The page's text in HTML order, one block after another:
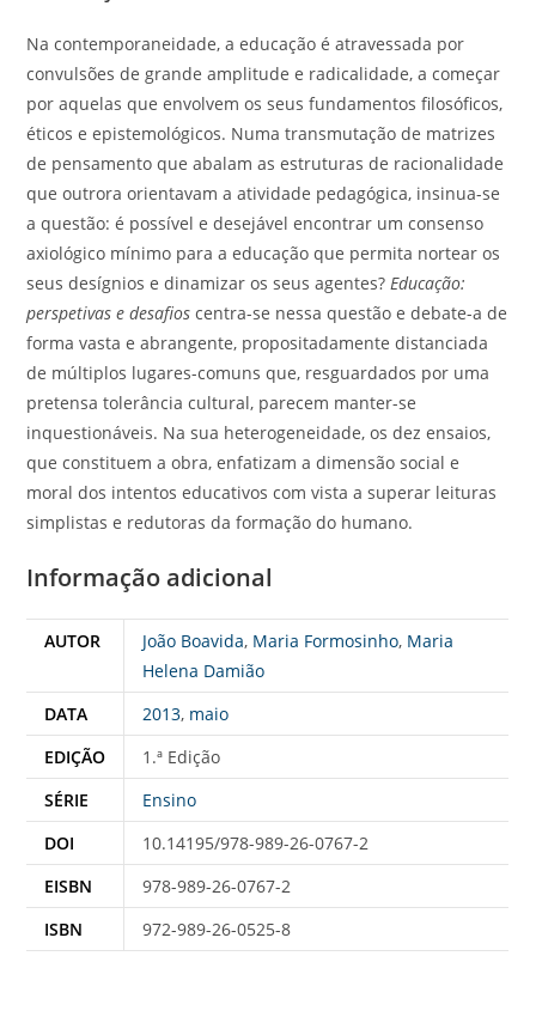
Na contemporaneidade, a educação é atravessada por
convulsões de grande amplitude e radicalidade, a começar
por aquelas que envolvem os seus fundamentos filosóficos,
éticos e epistemológicos. Numa transmutação de matrizes
de pensamento que abalam as estruturas de racionalidade
que outrora orientavam a atividade pedagógica, insinua-se
a questão: é possível e desejável encontrar um consenso
axiológico mínimo para a educação que permita nortear os
seus desígnios e dinamizar os seus agentes? Educação:
perspetivas e desafios centra-se nessa questão e debate-a de
forma vasta e abrangente, propositadamente distanciada
de múltiplos lugares-comuns que, resguardados por uma
pretensa tolerância cultural, parecem manter-se
inquestionáveis. Na sua heterogeneidade, os dez ensaios,
que constituem a obra, enfatizam a dimensão social e
moral dos intentos educativos com vista a superar leituras
simplistas e redutoras da formação do humano.
Informação adicional
AUTOR João Boavida, Maria Formosinho, Maria
Helena Damião
DATA
2013, maio
EDIÇÃO
1.ª Edição
SÉRIE
Ensino
DOI
10.14195/978-989-26-0767-2
EISBN
978-989-26-0767-2
ISBN
972-989-26-0525-8